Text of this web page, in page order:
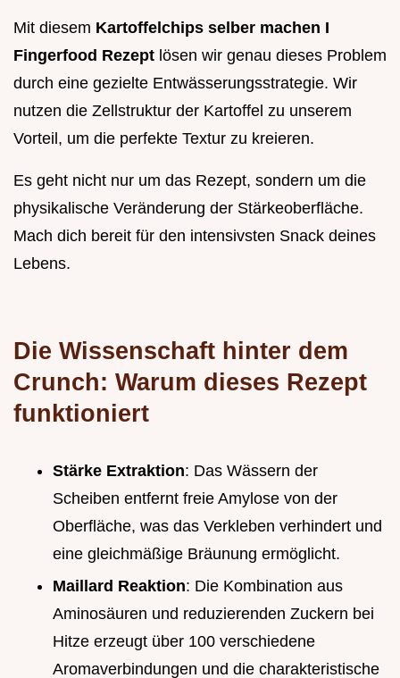
Mit diesem Kartoffelchips selber machen I
Fingerfood Rezept lösen wir genau dieses Problem
durch eine gezielte Entwässerungsstrategie. Wir
nutzen die Zellstruktur der Kartoffel zu unserem
Vorteil, um die perfekte Textur zu kreieren.
Es geht nicht nur um das Rezept, sondern um die
physikalische Veränderung der Stärkeoberfläche.
Mach dich bereit für den intensivsten Snack deines
Lebens.
Die Wissenschaft hinter dem
Crunch: Warum dieses Rezept
funktioniert
Stärke Extraktion: Das Wässern der
Scheiben entfernt freie Amylose von der
Oberfläche, was das Verkleben verhindert und
eine gleichmäßige Bräunung ermöglicht.
Maillard Reaktion: Die Kombination aus
Aminosäuren und reduzierenden Zuckern bei
Hitze erzeugt über 100 verschiedene
Aromaverbindungen und die charakteristische